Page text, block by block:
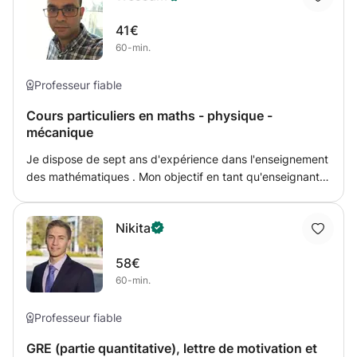
41€
60-min.
Professeur fiable
Cours particuliers en maths - physique -
mécanique
Je dispose de sept ans d'expérience dans l'enseignement
des mathématiques . Mon objectif en tant qu'enseignant
faire. Mon parcours professionnel m'a permis d'acquérir
un ensemble de compétences diversifiés, principalement
en matière de communication, mais aussi de techniques
de motivation et de personnaliser le parcours
Nikita
58€
60-min.
Professeur fiable
GRE (partie quantitative), lettre de motivation et